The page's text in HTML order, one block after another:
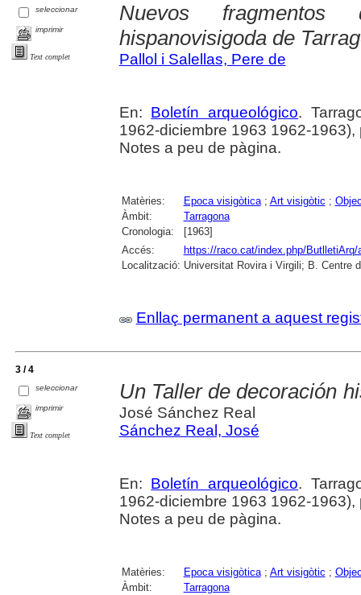
seleccionar
imprimir
Text complet
Nuevos fragmentos
hispanovisigoda de
Pallol i Salellas, Pere de
En: Boletín arqueológico.
1962-diciembre 1963 1962-1963),
Notes a peu de pàgina.
Matèries: Epoca visigòtica; Art visigòtic ;
Àmbit:
Tarragona
Cronologia:
[1963]
Accés:
https://raco.cat/index.php/ButlletiArq/
Localització: Universitat Rovira i Virgili; B. Centre
Enllaç permanent a aquest
3 / 4
seleccionar
imprimir
Text complet
Un Taller de decoración
José Sánchez Real
Sánchez Real, José
En: Boletín arqueológico.
1962-diciembre 1963 1962-1963),
Notes a peu de pàgina.
Matèries: Epoca visigòtica; Art visigòtic ;
Àmbit:
Tarragona